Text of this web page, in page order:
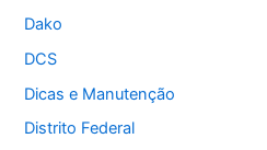
Dako
DCS
Dicas e Manutenção
Distrito Federal